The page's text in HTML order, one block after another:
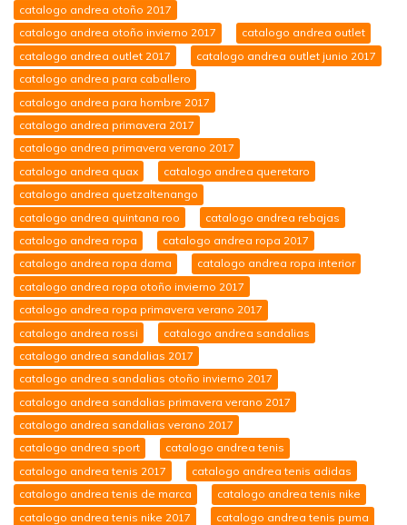
catalogo andrea otoño 2017
catalogo andrea otoño invierno 2017
catalogo andrea outlet
catalogo andrea outlet 2017
catalogo andrea outlet junio 2017
catalogo andrea para caballero
catalogo andrea para hombre 2017
catalogo andrea primavera 2017
catalogo andrea primavera verano 2017
catalogo andrea quax
catalogo andrea queretaro
catalogo andrea quetzaltenango
catalogo andrea quintana roo
catalogo andrea rebajas
catalogo andrea ropa
catalogo andrea ropa 2017
catalogo andrea ropa dama
catalogo andrea ropa interior
catalogo andrea ropa otoño invierno 2017
catalogo andrea ropa primavera verano 2017
catalogo andrea rossi
catalogo andrea sandalias
catalogo andrea sandalias 2017
catalogo andrea sandalias otoño invierno 2017
catalogo andrea sandalias primavera verano 2017
catalogo andrea sandalias verano 2017
catalogo andrea sport
catalogo andrea tenis
catalogo andrea tenis 2017
catalogo andrea tenis adidas
catalogo andrea tenis de marca
catalogo andrea tenis nike
catalogo andrea tenis nike 2017
catalogo andrea tenis puma